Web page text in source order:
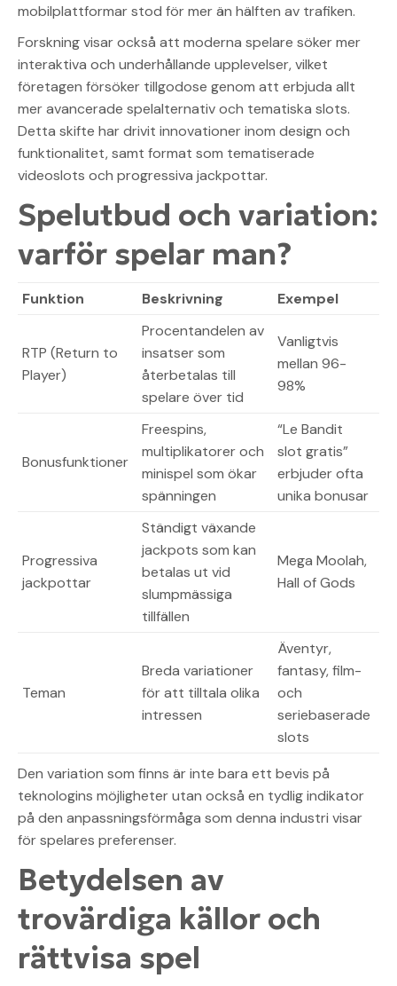
mobilplattformar stod för mer än hälften av trafiken.
Forskning visar också att moderna spelare söker mer
interaktiva och underhållande upplevelser, vilket
företagen försöker tillgodose genom att erbjuda allt
mer avancerade spelalternativ och tematiska slots.
Detta skifte har drivit innovationer inom design och
funktionalitet, samt format som tematiserade
videoslots och progressiva jackpottar.
Spelutbud och variation:
varför spelar man?
Funktion Beskrivning Exempel
RTP (Return to
Player)
Procentandelen av
insatser som
återbetalas till
spelare över tid
Vanligtvis
mellan 96-
98%
Bonusfunktioner
Freespins,
multiplikatorer och
minispel som ökar
spänningen
“Le Bandit
slot gratis”
erbjuder ofta
unika bonusar
Progressiva
jackpottar
Ständigt växande
jackpots som kan
betalas ut vid
slumpmässiga
tillfällen
Mega Moolah,
Hall of Gods
Teman
Breda variationer
för att tilltala olika
intressen
Äventyr,
fantasy, film-
och
seriebaserade
slots
Den variation som finns är inte bara ett bevis på
teknologins möjligheter utan också en tydlig indikator
på den anpassningsförmåga som denna industri visar
för spelares preferenser.
Betydelsen av
trovärdiga källor och
rättvisa spel